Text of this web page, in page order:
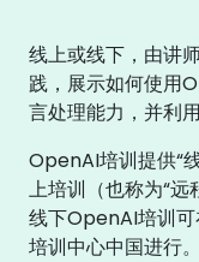
线上或线下，由讲
践，展示如何使用
言处理能力，并利
OpenAI培训提供“
上培训（也称为“远
线下OpenAI培训
培训中心中国进行。